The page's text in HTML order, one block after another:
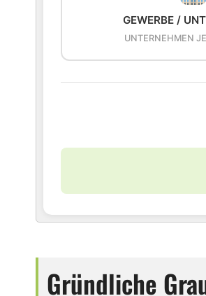
GEWERBE /
UNTERNEHMEN
Gründliche